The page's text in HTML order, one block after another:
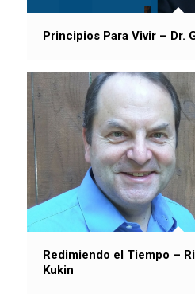
Principios Para Vivir – Dr.
Redimiendo el Tiempo –
Kukin